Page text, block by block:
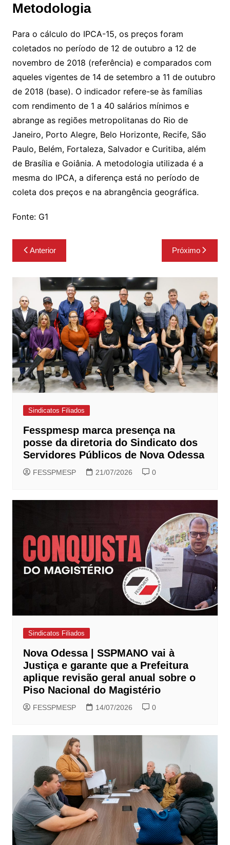
Metodologia
Para o cálculo do IPCA-15, os preços foram
coletados no período de 12 de outubro a 12 de
novembro de 2018 (referência) e comparados com
aqueles vigentes de 14 de setembro a 11 de outubro
de 2018 (base). O indicador refere-se às famílias
com rendimento de 1 a 40 salários mínimos e
abrange as regiões metropolitanas do Rio de
Janeiro, Porto Alegre, Belo Horizonte, Recife, São
Paulo, Belém, Fortaleza, Salvador e Curitiba, além
de Brasília e Goiânia. A metodologia utilizada é a
mesma do IPCA, a diferença está no período de
coleta dos preços e na abrangência geográfica.
Fonte: G1
Navegação
de
Post
Anterior Próximo
Sindicatos Filiados
Fesspmesp marca presença na
posse da diretoria do Sindicato dos
Servidores Públicos de Nova Odessa
FESSPMESP 21/07/2026 0
Sindicatos Filiados
Nova Odessa | SSPMANO vai à
Justiça e garante que a Prefeitura
aplique revisão geral anual sobre o
Piso Nacional do Magistério
FESSPMESP 14/07/2026 0